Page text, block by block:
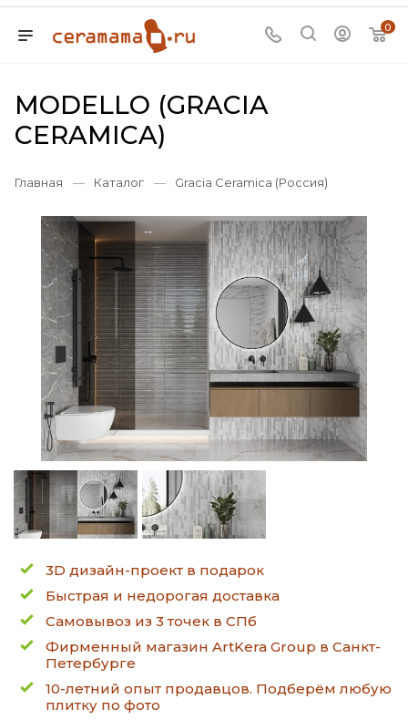
0
MODELLO (GRACIA
CERAMICA)
Главная — Каталог — Gracia Ceramica (Россия)
3D дизайн-проект в подарок
Быстрая и недорогая доставка
Самовывоз из 3 точек в СПб
Фирменный магазин ArtKera Group в Санкт-
Петербурге
10-летний опыт продавцов. Подберём любую
плитку по фото